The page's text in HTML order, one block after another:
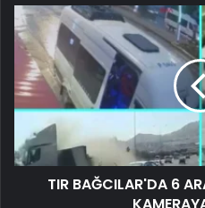
TIR BAĞCILAR'DA 6